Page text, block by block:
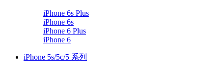
iPhone 6s Plus
iPhone 6s
iPhone 6 Plus
iPhone 6
iPhone 5s/5c/5 系列